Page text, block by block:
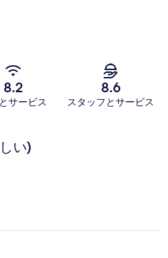
8.2
サービス
8.6
スタッフとサービス
い)